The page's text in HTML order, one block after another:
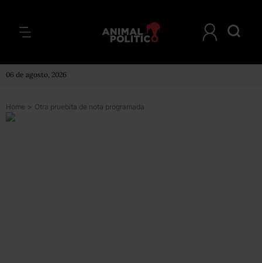
06 de agosto, 2026
Home > Otra pruebita de nota programada